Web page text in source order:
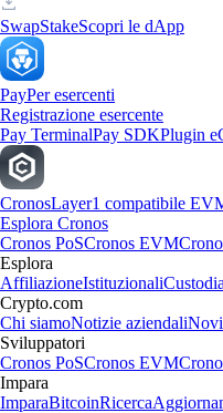
SwapStakeScopri le dApp
PayPer esercenti
Registrazione esercente
Pay TerminalPay SDKPlugin
CronosLayer1 compatibile
Esplora Cronos
Cronos PoSCronos EVM
Esplora
AffiliazioneIstituzionaliCustodia
Crypto.com
Chi siamoNotizie aziendali
Sviluppatori
Cronos PoSCronos EVM
Impara
ImparaBitcoinRicerca